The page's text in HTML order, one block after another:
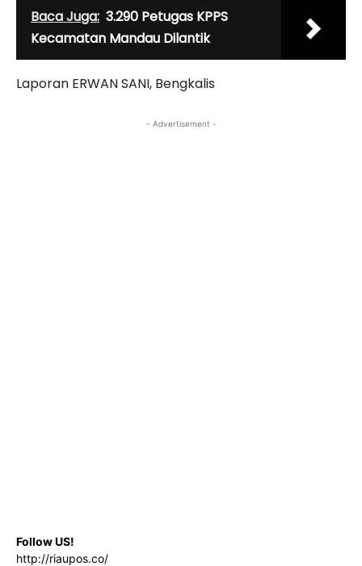
Baca Juga: 3.290 Petugas KPPS
Kecamatan Mandau Dilantik
Laporan ERWAN SANI, Bengkalis
- Advertisement -
Follow US!
http://riaupos.co/